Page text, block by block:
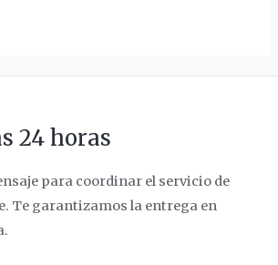
24 horas
para coordinar el servicio de
Te garantizamos la entrega en